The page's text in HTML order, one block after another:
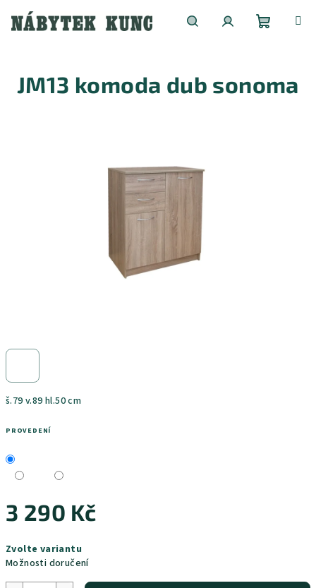
obsah
košík
š.79 v.89 hl.50 cm
PROVEDENÍ
3 290 Kč
cena:
Zvolte variantu
Možnosti doručení
JM13 komoda dub sonoma